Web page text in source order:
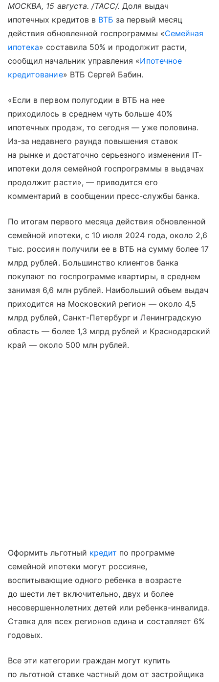
МОСКВА, 15 августа. /ТАСС/. Доля выдач
ипотечных кредитов в ВТБ за первый месяц
действия обновленной госпрограммы «Семейная
ипотека» составила 50% и продолжит расти,
сообщил начальник управления «Ипотечное
кредитование» ВТБ Сергей Бабин.
«Если в первом полугодии в ВТБ на нее
приходилось в среднем чуть больше 40%
ипотечных продаж, то сегодня — уже половина.
Из-за недавнего раунда повышения ставок
на рынке и достаточно серьезного изменения IT-
ипотеки доля семейной госпрограммы в выдачах
продолжит расти», — приводится его
комментарий в сообщении пресс-службы банка.
По итогам первого месяца действия обновленной
семейной ипотеки, с 10 июля 2024 года, около 2,6
тыс. россиян получили ее в ВТБ на сумму более 17
млрд рублей. Большинство клиентов банка
покупают по госпрограмме квартиры, в среднем
занимая 6,6 млн рублей. Наибольший объем выдач
приходится на Московский регион — около 4,5
млрд рублей, Санкт-Петербург и Ленинградскую
область — более 1,3 млрд рублей и Краснодарский
край — около 500 млн рублей.
Оформить льготный кредит по программе
семейной ипотеки могут россияне,
воспитывающие одного ребенка в возрасте
до шести лет включительно, двух и более
несовершеннолетних детей или ребенка-инвалида.
Ставка для всех регионов едина и составляет 6%
годовых.
Все эти категории граждан могут купить
по льготной ставке частный дом от застройщика